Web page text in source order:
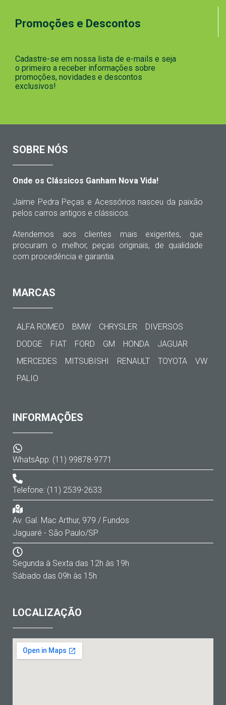
Promoções e Descontos
Cadastre-se em nossa lista de e-mails e seja
o primeiro a receber informações sobre
promoções, novidades e descontos
exclusivos!
SOBRE NÓS
Onde os Clássicos Ganham Nova Vida!
Jaime Pedra Peças e Acessórios nasceu da paixão
pelos carros antigos e clássicos.
Atendemos aos clientes mais exigentes, que
procuram o melhor, peças originais, de qualidade
com procedência e garantia.
MARCAS
ALFA ROMEO BMW CHRYSLER
DIVERSOS
DODGE
FIAT FORD GM HONDA
JAGUAR
MERCEDES
MITSUBISHI RENAULT TOYOTA
VW
PALIO
INFORMAÇÕES
WhatsApp: (11) 99878-9771
Telefone: (11) 2539-2633
Av. Gal. Mac Arthur, 979 / Fundos
Jaguaré - São Paulo/SP
Segunda à Sexta das 12h às 19h
Sábado das 09h às 15h
LOCALIZAÇÃO